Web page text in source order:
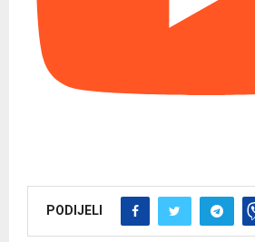
PODIJELI